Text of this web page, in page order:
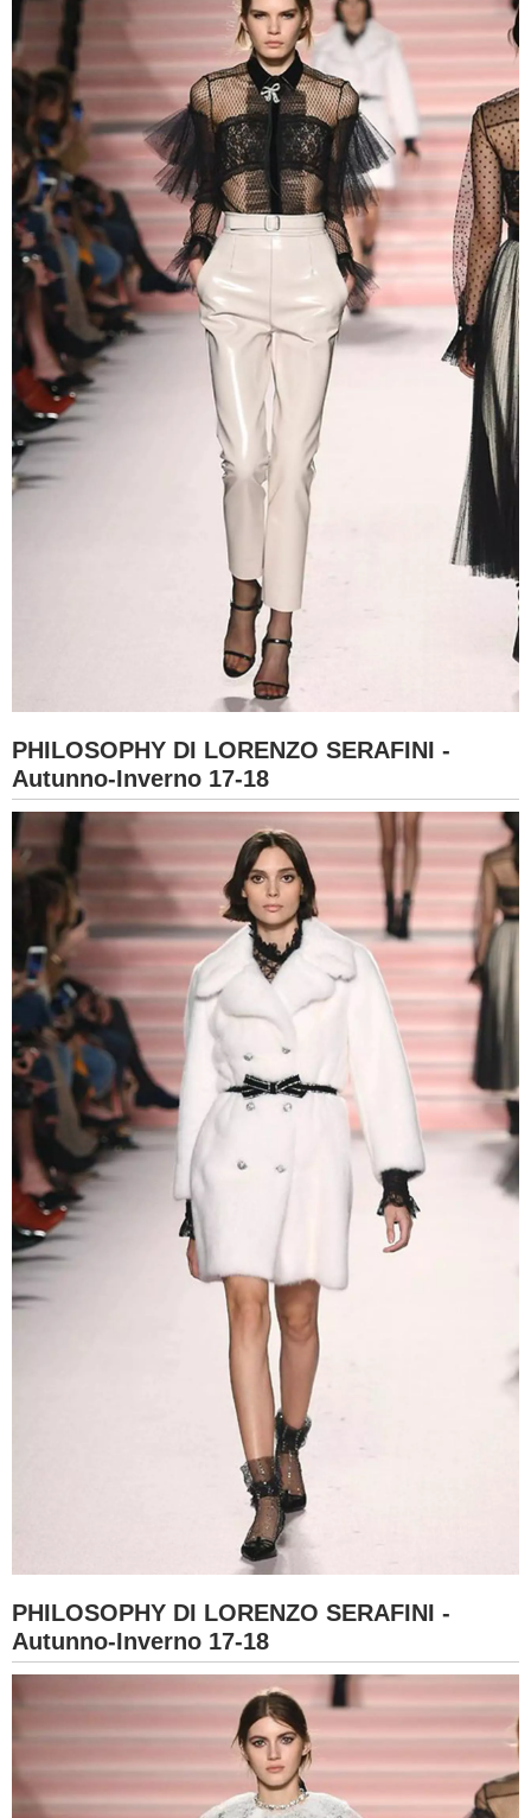
PHILOSOPHY DI LORENZO SERAFINI -
Autunno-Inverno 17-18
PHILOSOPHY DI LORENZO SERAFINI -
Autunno-Inverno 17-18